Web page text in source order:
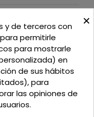
1 - 45600
- (España)
19 o625 654 791
13:30h
×
y de terceros con
permitirle
para mostrarle
en
de sus hábitos
para
las opiniones de